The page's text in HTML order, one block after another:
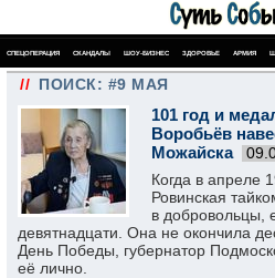
СПЕЦОПЕРАЦИЯ СКАНДАЛЫ ШОУ-БИЗНЕС ЗДОРОВЬЕ АРМИЯ
// ПОИСК: #9 МАЯ
101 год и
Воробьёв
Можайска
Когда в апреле
Ровинская
в добровольцы,
девятнадцати. Она не окончила
День Победы, губернатор
её лично.